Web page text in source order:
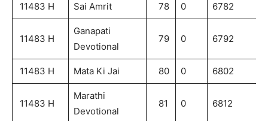
11483 H Sai Amrit 78 0 6782
11483 H
Ganapati
Devotional
79 0 6792
11483 H Mata Ki Jai 80 0 6802
11483 H
Marathi
Devotional
81 0 6812